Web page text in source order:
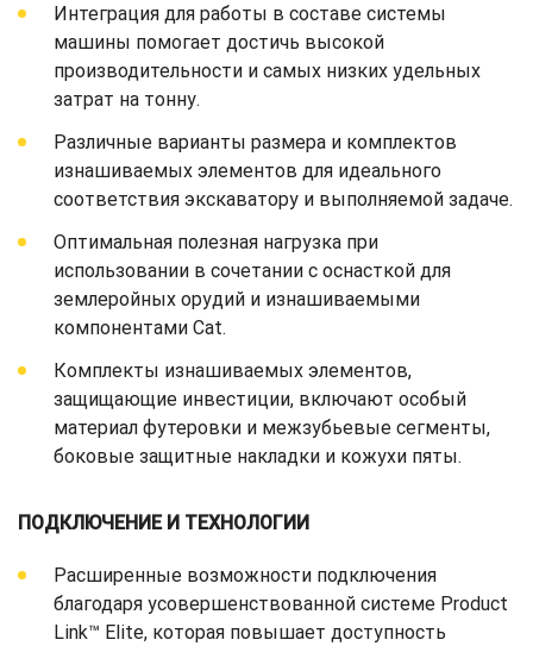
Интеграция для работы в составе системы
машины помогает достичь высокой
производительности и самых низких удельных
затрат на тонну.
Различные варианты размера и комплектов
изнашиваемых элементов для идеального
соответствия экскаватору и выполняемой задаче.
Оптимальная полезная нагрузка при
использовании в сочетании с оснасткой для
землеройных орудий и изнашиваемыми
компонентами Cat.
Комплекты изнашиваемых элементов,
защищающие инвестиции, включают особый
материал футеровки и межзубьевые сегменты,
боковые защитные накладки и кожухи пяты.
ПОДКЛЮЧЕНИЕ И ТЕХНОЛОГИИ
Расширенные возможности подключения
благодаря усовершенствованной системе Product
Link™ Elite, которая повышает доступность